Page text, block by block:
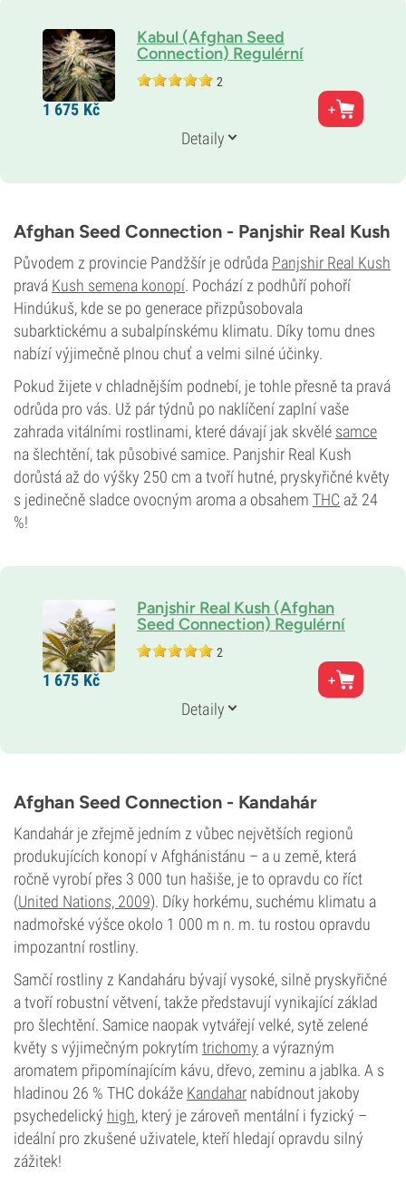
Kabul (Afghan Seed
Connection) Regulérní
2
Rodiče
Původní odrůda
18 %
Střední
Typ kvetení
Fotoperioda
1 675 Kč
Detaily
Afghan Seed Connection - Panjshir Real Kush
Původem z provincie Pandžšír je odrůda Panjshir Real Kush
pravá Kush semena konopí. Pochází z podhůří pohoří
Hindúkuš, kde se po generace přizpůsobovala
subarktickému a subalpínskému klimatu. Díky tomu dnes
nabízí výjimečně plnou chuť a velmi silné účinky.
Pokud žijete v chladnějším podnebí, je tohle přesně ta pravá
odrůda pro vás. Už pár týdnů po naklíčení zaplní vaše
zahrada vitálními rostlinami, které dávají jak skvělé samce
na šlechtění, tak působivé samice. Panjshir Real Kush
dorůstá až do výšky 250 cm a tvoří hutné, pryskyřičné květy
s jedinečně sladce ovocným aroma a obsahem THC až 24
%!
Panjshir Real Kush (Afghan
Seed Connection) Regulérní
2
Rodiče
Původní odrůda (landrace)
24 %
Střední
Typ kvetení
Fotoperioda
1 675 Kč
Detaily
Afghan Seed Connection - Kandahár
Kandahár je zřejmě jedním z vůbec největších regionů
produkujících konopí v Afghánistánu – a u země, která
ročně vyrobí přes 3 000 tun hašiše, je to opravdu co říct
(United Nations, 2009). Díky horkému, suchému klimatu a
nadmořské výšce okolo 1 000 m n. m. tu rostou opravdu
impozantní rostliny.
Samčí rostliny z Kandaháru bývají vysoké, silně pryskyřičné
a tvoří robustní větvení, takže představují vynikající základ
pro šlechtění. Samice naopak vytvářejí velké, sytě zelené
květy s výjimečným pokrytím trichomy a výrazným
aromatem připomínajícím kávu, dřevo, zeminu a jablka. A s
hladinou 26 % THC dokáže Kandahar nabídnout jakoby
psychedelický high, který je zároveň mentální i fyzický –
ideální pro zkušené uživatele, kteří hledají opravdu silný
zážitek!